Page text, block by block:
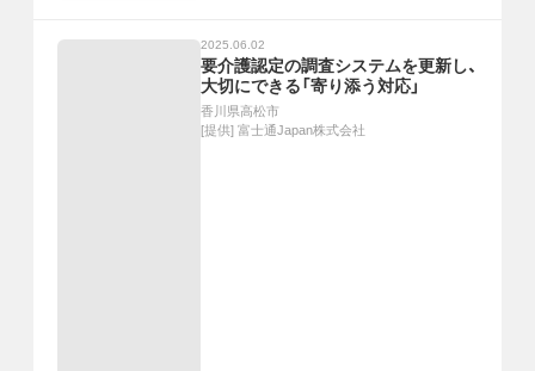
2025.06.02
要介護認定の調査システムを更新し、
大切にできる「寄り添う対応」
香川県高松市
[提供] 富士通Japan株式会社